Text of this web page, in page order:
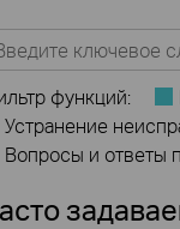
функций:
Устранение
Вопросы и ответы